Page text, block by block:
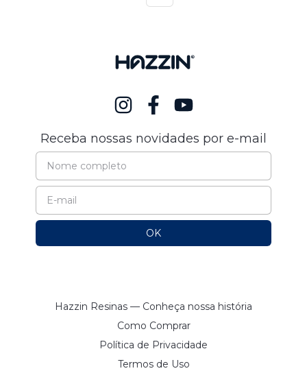
Receba nossas novidades por e-mail
Hazzin Resinas — Conheça nossa história
Como Comprar
Política de Privacidade
Termos de Uso